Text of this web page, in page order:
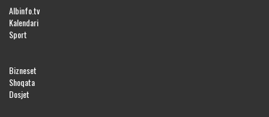
Albinfo.tv
Kalendari
Sport
Bizneset
Shoqata
Dosjet